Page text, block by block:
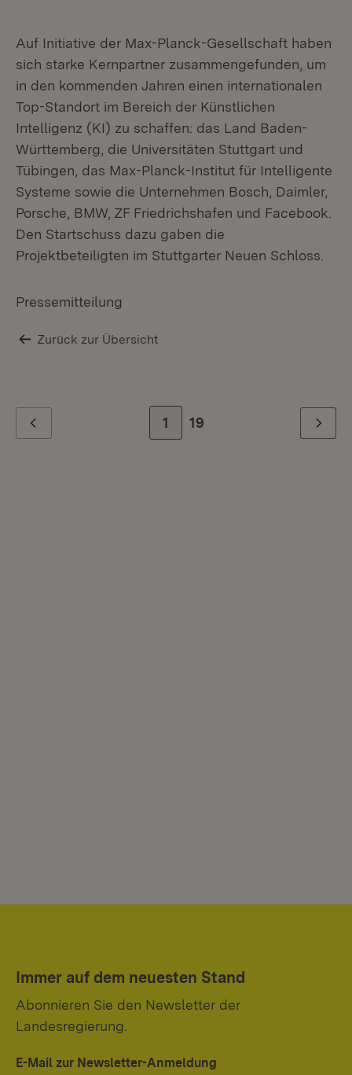
Auf Initiative der Max-Planck-Gesellschaft haben
sich starke Kernpartner zusammengefunden, um
in den kommenden Jahren einen internationalen
Top-Standort im Bereich der Künstlichen
Intelligenz (KI) zu schaffen: das Land Baden-
Württemberg, die Universitäten Stuttgart und
Tübingen, das Max-Planck-Institut für Intelligente
Systeme sowie die Unternehmen Bosch, Daimler,
Porsche, BMW, ZF Friedrichshafen und Facebook.
Den Startschuss dazu gaben die
Projektbeteiligten im Stuttgarter Neuen Schloss.
Pressemitteilung
Zurück zur Übersicht
Zur Seite
1 Zur letzten Seite
19 Weiter
Immer auf dem neuesten Stand
Abonnieren Sie den Newsletter der
Landesregierung.
E-Mail zur Newsletter-Anmeldung